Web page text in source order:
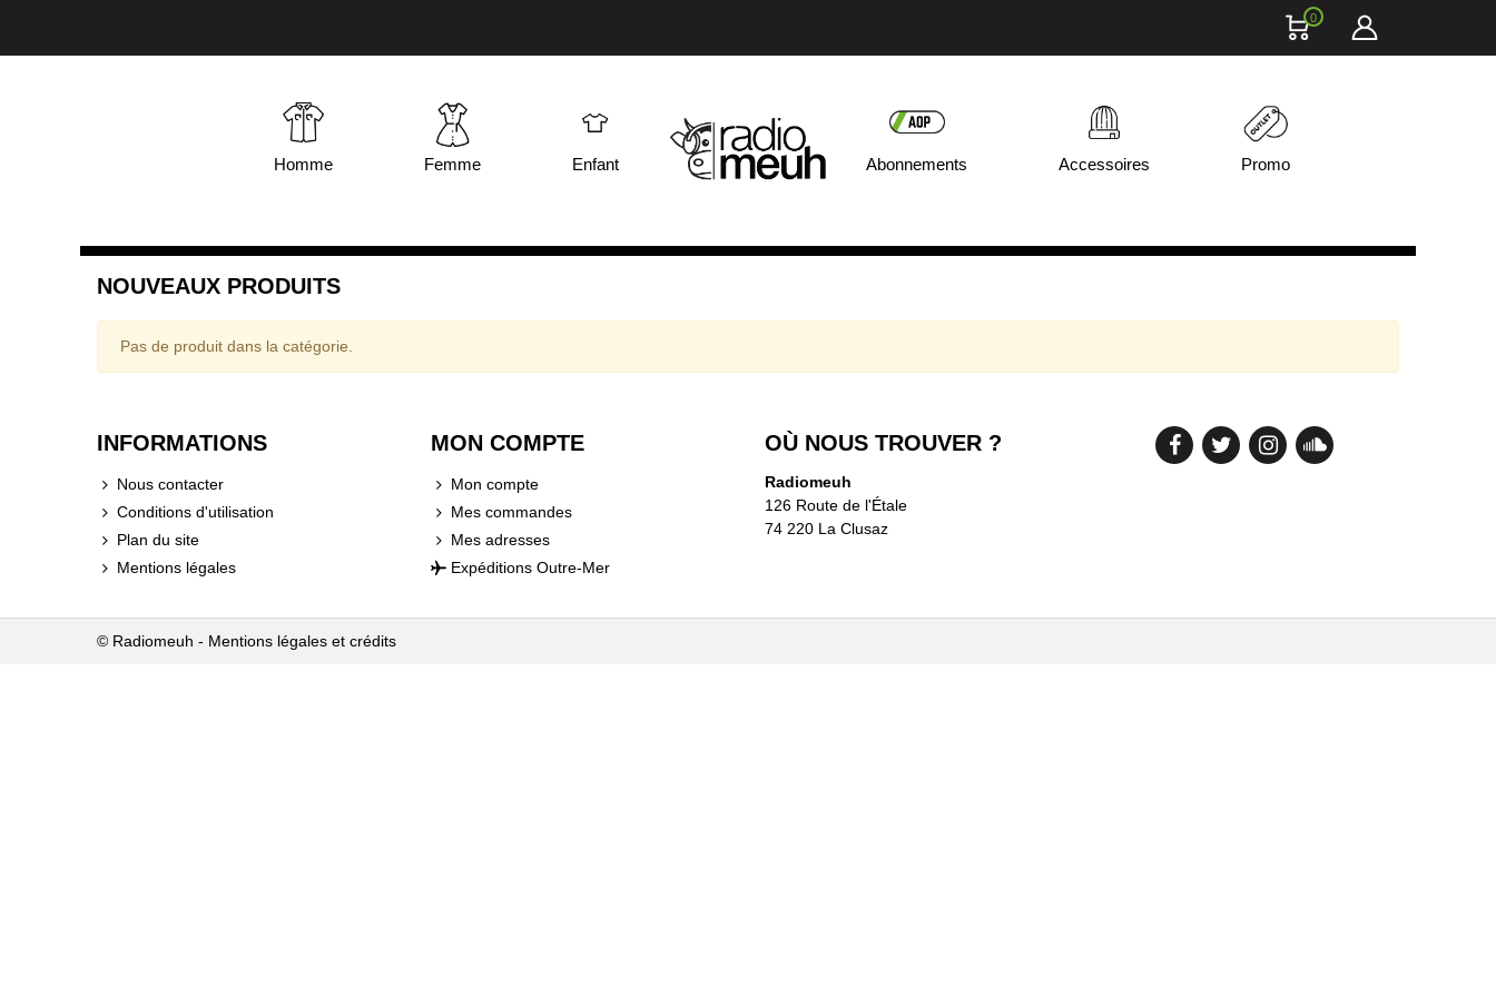
0
Homme Femme Enfant Abonnements Accessoires Promo
NOUVEAUX PRODUITS
Pas de produit dans la catégorie.
INFORMATIONS
Nous contacter
Conditions d'utilisation
Plan du site
Mentions légales
MON COMPTE
Mon compte
Mes commandes
Mes adresses
Expéditions Outre-Mer
OÙ NOUS TROUVER ?
Radiomeuh
126 Route de l'Étale
74 220 La Clusaz
© Radiomeuh - Mentions légales et crédits